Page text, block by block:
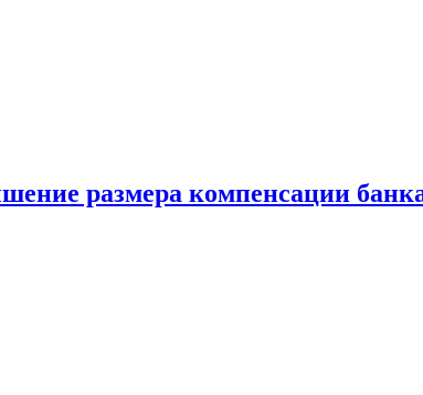
размера компенсации